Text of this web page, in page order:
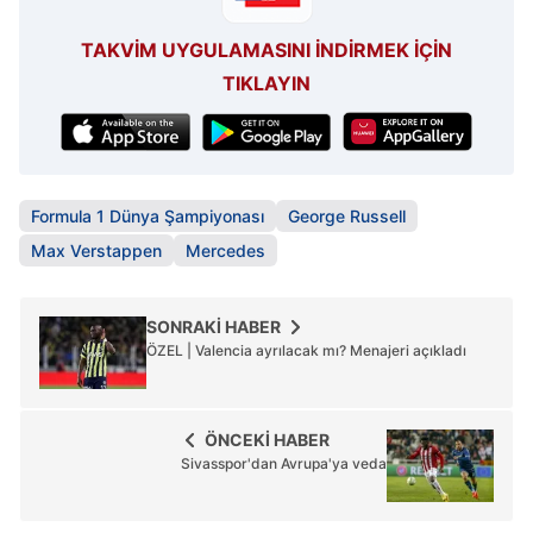
TAKVİM UYGULAMASINI İNDİRMEK İÇİN
TIKLAYIN
Formula 1 Dünya Şampiyonası
George Russell
Max Verstappen
Mercedes
SONRAKİ HABER
ÖZEL | Valencia ayrılacak mı? Menajeri açıkladı
ÖNCEKİ HABER
Sivasspor'dan Avrupa'ya veda